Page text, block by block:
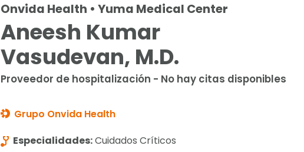
Onvida Health • Yuma Medical Center
Aneesh Kumar
Vasudevan, M.D.
Proveedor de hospitalización - No hay citas disponibles
Grupo Onvida Health
Especialidades:Cuidados Críticos